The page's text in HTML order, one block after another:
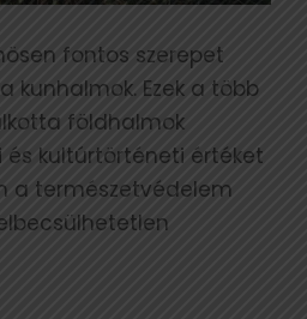
fontos szerepet
kunhalmok. Ezek a több
földhalmok
és kultúrtörténeti értéket
a természetvédelem